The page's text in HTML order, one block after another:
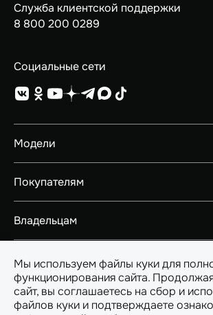
Служба клиентской поддержки
8 800 200 0289
Социальные сети
Модели
GEELY EX5 ГИБРИД
PREFACE
CITYRAY
ATLAS
OKAVANGO
MONJARO
Архивные модели
Покупателям
Автомобили в наличии
Спецпредложения
Трейд-ин
Аксессуары
Автокредит
Владельцам
Гарантийные обязательства
Помощь на дорогах
Спецпредложения
О GEELY
История Компании
Бренд Geely
Geely в России
Мы используем файлы куки для
функционирования сайта.
сайт, вы соглашаетесь на сбор и
файлов куки и подтверждаете